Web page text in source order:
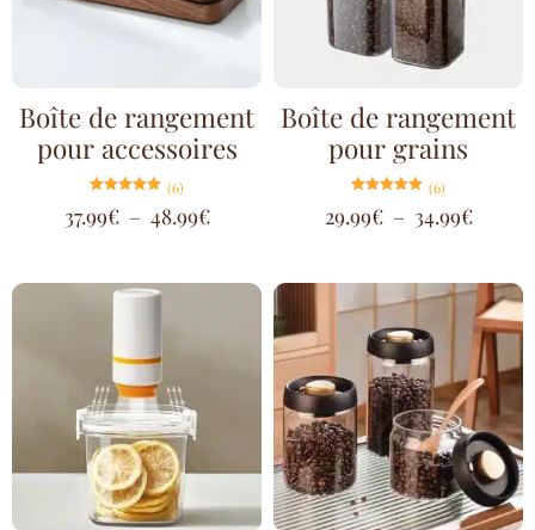
Boîte de rangement
pour accessoires
5.00
sur 5
(6)
37.99€ – 48.99€
Boîte de rangement
pour grains
5.00
sur 5
(6)
29.99€ – 34.99€